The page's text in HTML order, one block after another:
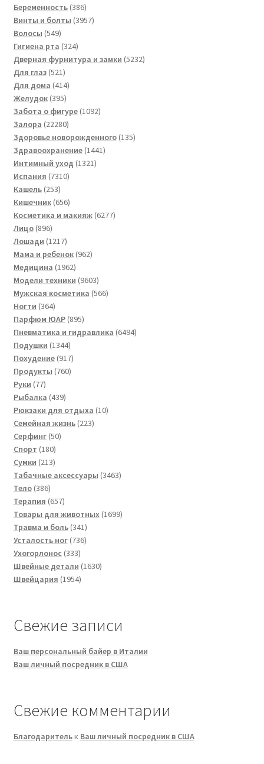
товаров
Беременность 386386
товаров
Винты и болты 39573957
Волосы 549549
товаров
Гигиена рта 324324
товара
Дверная фурнитура и замки 52325232
Для глаз 521521
товар
Для дома 414414
Желудок 395395
товаров
Забота о фигуре 10921092
Залора 2228022280
товаров
Здоровье новорожденного 135135
Здравоохранение 14411441
Интимный уход 13211321
Испания 73107310
Кашель 253253
товара
Кишечник 656656
товаров
Косметика и макияж 62776277
Лицо 896896
товаров
Лошади 12171217
товаров
Мама и ребенок 962962
Медицина 19621962
товара
Модели техники 96039603
товара
Мужская косметика 566566
Ногти 364364
товара
Парфюм ЮАР 895895
товаров
Пневматика и гидравлика 64946494
Подушки 13441344
товара
Похудение 917917
товаров
Продукты 760760
Руки 7777
товаров
Рыбалка 439439
товаров
Рюкзаки для отдыха 1010
Семейная жизнь 223223
Серфинг 5050
Спорт 180180
товаров
Сумки 213213
товаров
Табачные аксессуары 34633463
Тело 386386
товаров
Терапия 657657
товаров
Товары для животных 16991699
Травма и боль 341341
товар
Усталость ног 736736
Ухогорлонос 333333
товара
Швейные детали 16301630
Швейцария 19541954
Свежие записи
Ваш персональный байер в Италии
Ваш личный посредник в США
Свежие комментарии
Благодарительк Ваш личный посредник в США